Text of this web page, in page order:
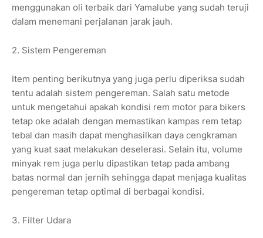
menggunakan oli terbaik dari Yamalube yang sudah teruji
dalam menemani perjalanan jarak jauh.
2. Sistem Pengereman
Item penting berikutnya yang juga perlu diperiksa sudah
tentu adalah sistem pengereman. Salah satu metode
untuk mengetahui apakah kondisi rem motor para bikers
tetap oke adalah dengan memastikan kampas rem tetap
tebal dan masih dapat menghasilkan daya cengkraman
yang kuat saat melakukan deselerasi. Selain itu, volume
minyak rem juga perlu dipastikan tetap pada ambang
batas normal dan jernih sehingga dapat menjaga kualitas
pengereman tetap optimal di berbagai kondisi.
3. Filter Udara